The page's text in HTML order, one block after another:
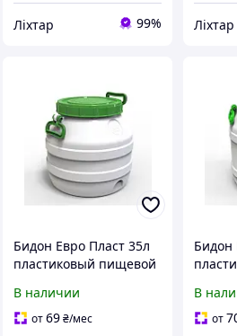
Ліхтар 99% Ліхтар
Бидон Евро Пласт 35л
пластиковый пищевой
В наличии
от69₴/мес
Бидон
В
от